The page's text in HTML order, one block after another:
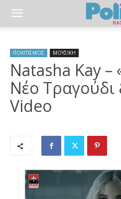
ΠΟΛΙΤΙΣΜΟΣ ΜΟΥΣΙΚΗ
Natasha Kay –
Νέο Τραγούδι
Video